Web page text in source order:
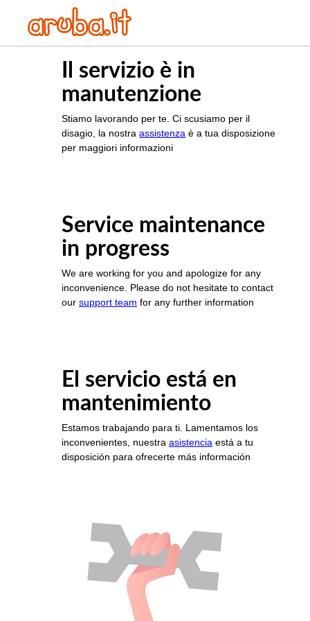
Il servizio è in
manutenzione
Stiamo lavorando per te. Ci scusiamo per il
disagio, la nostra assistenza è a tua disposizione
per maggiori informazioni
Service maintenance
in progress
We are working for you and apologize for any
inconvenience. Please do not hesitate to contact
our support team for any further information
El servicio está en
mantenimiento
Estamos trabajando para ti. Lamentamos los
inconvenientes, nuestra asistencia está a tu
disposición para ofrecerte más información